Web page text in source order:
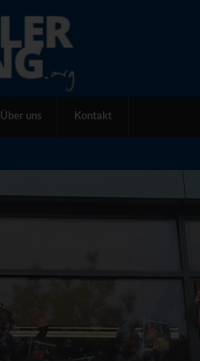
Über uns Kontakt